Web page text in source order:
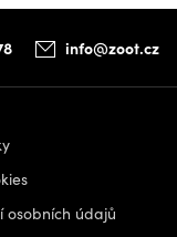
info@zoot.cz
osobních údajů